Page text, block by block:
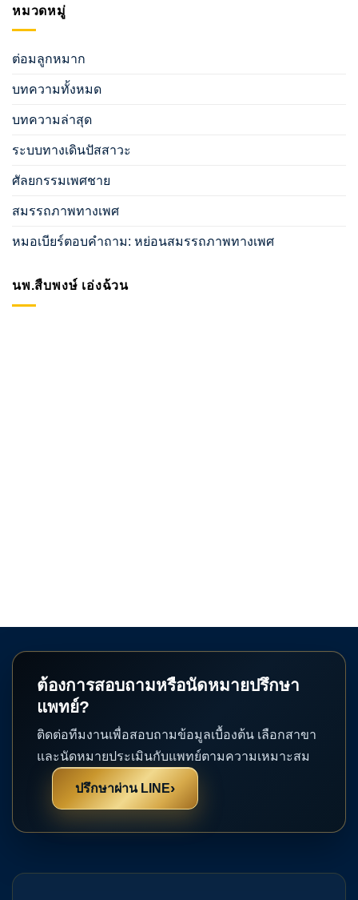
หมวดหมู่
ต่อมลูกหมาก
บทความทั้งหมด
บทความล่าสุด
ระบบทางเดินปัสสาวะ
ศัลยกรรมเพศชาย
สมรรถภาพทางเพศ
หมอเบียร์ตอบคำถาม: หย่อนสมรรถภาพทางเพศ
นพ.สืบพงษ์ เอ่งฉ้วน
ต้องการสอบถามหรือนัดหมายปรึกษา
แพทย์?
ติดต่อทีมงานเพื่อสอบถามข้อมูลเบื้องต้น เลือกสาขา
และนัดหมายประเมินกับแพทย์ตามความเหมาะสม
ปรึกษาผ่าน LINE›